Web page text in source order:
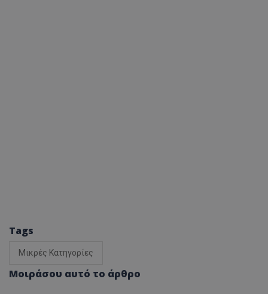
Tags
Μικρές Κατηγορίες
Μοιράσου αυτό το άρθρο